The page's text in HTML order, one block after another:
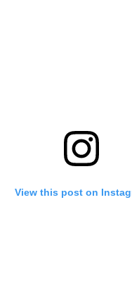
View this post on